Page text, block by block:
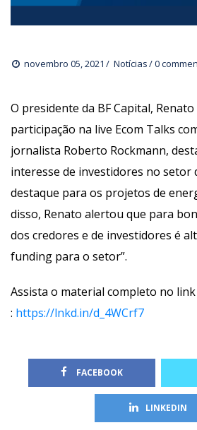
novembro 05, 2021 Notícia 0
O presidente da BF Capital,
participação na live Ecom Talks
jornalista Roberto Rockmann,
interesse de investidores no setor
destaque para os projetos de
disso, Renato alertou que para
dos credores e de investidores é
funding para o setor”.
Assista o material completo no link
: https://lnkd.in/d_4WCrf7
FACEBOOK
LINKEDIN